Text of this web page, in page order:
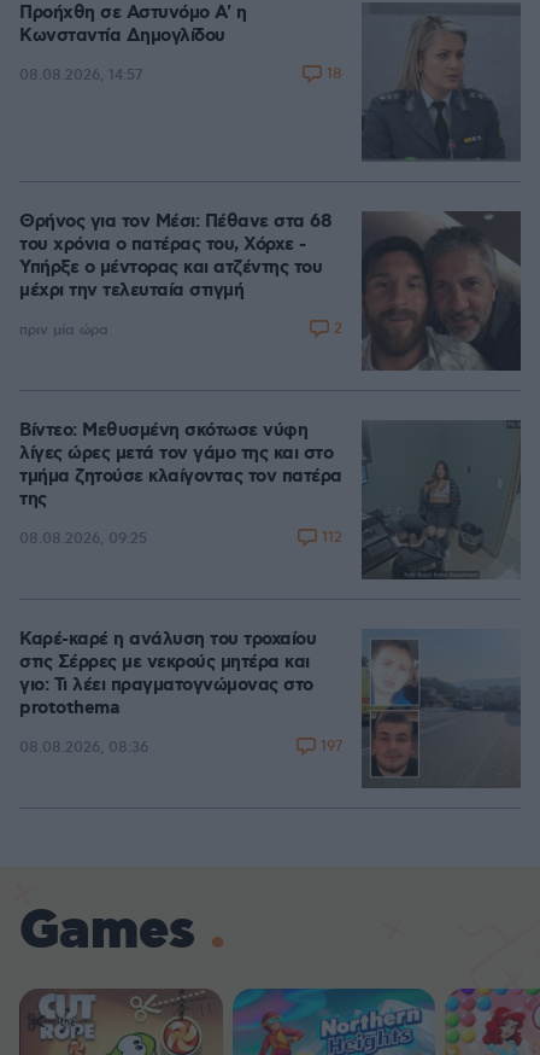
Προήχθη σε Αστυνόμο Α' η
Κωνσταντία Δημογλίδου
08.08.2026, 14:57 18
Θρήνος για τον Μέσι: Πέθανε στα 68
του χρόνια ο πατέρας του, Χόρχε -
Υπήρξε ο μέντορας και ατζέντης του
μέχρι την τελευταία στιγμή
πριν μία ώρα 2
Βίντεο: Μεθυσμένη σκότωσε νύφη
λίγες ώρες μετά τον γάμο της και στο
τμήμα ζητούσε κλαίγοντας τον πατέρα
της
08.08.2026, 09:25 112
Καρέ-καρέ η ανάλυση του τροχαίου
στις Σέρρες με νεκρούς μητέρα και
γιο: Τι λέει πραγματογνώμονας στο
protothema
08.08.2026, 08:36 197
Games